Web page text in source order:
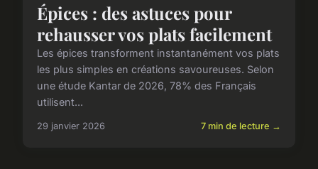
Épices : des astuces pour
rehausser vos plats facilement
Les épices transforment instantanément vos plats
les plus simples en créations savoureuses. Selon
une étude Kantar de 2026, 78% des Français
utilisent...
29 janvier 2026 7 min de lecture →